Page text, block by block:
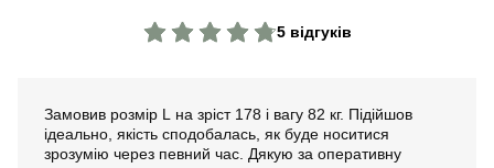
5 відгуків
Замовив розмір L на зріст 178 і вагу 82 кг. Підійшов
ідеально, якість сподобалась, як буде носитися
зрозумію через певний час. Дякую за оперативну